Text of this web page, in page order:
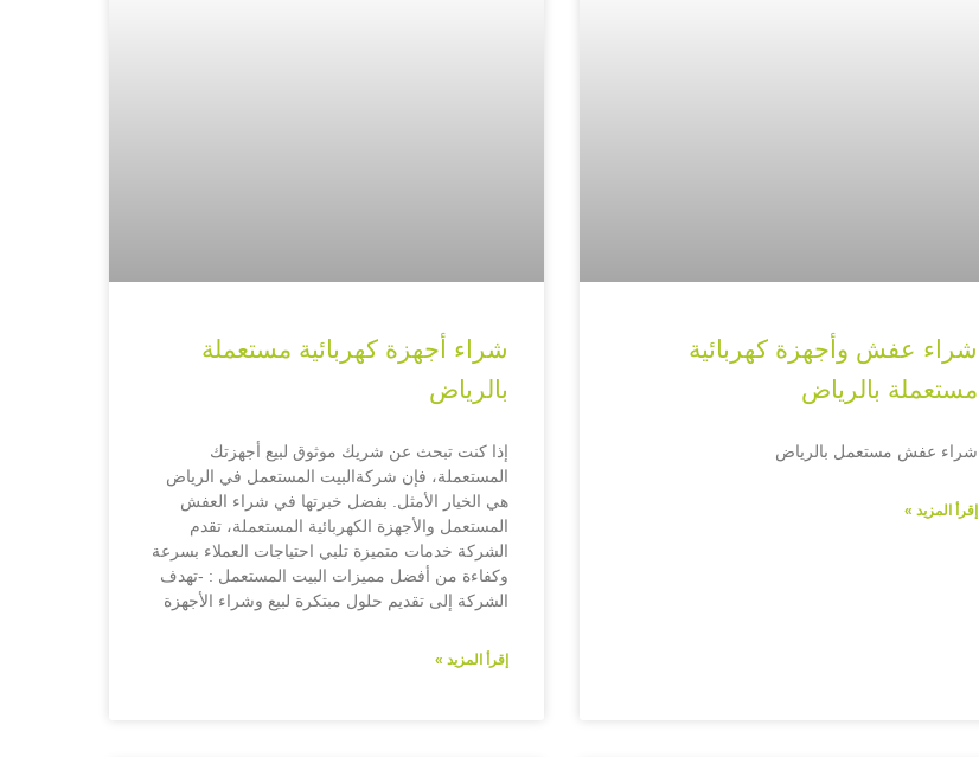
شراء عفش وأجهزة كهربائية
مستعملة بالرياض
شراء عفش مستعمل بالرياض
إقرأ المزيد »
شراء أجهزة كهربائية مستعملة
بالرياض
إذا كنت تبحث عن شريك موثوق لبيع أجهزتك
المستعملة، فإن شركةالبيت المستعمل في الرياض
هي الخيار الأمثل. بفضل خبرتها في شراء العفش
المستعمل والأجهزة الكهربائية المستعملة، تقدم
الشركة خدمات متميزة تلبي احتياجات العملاء بسرعة
وكفاءة من أفضل مميزات البيت المستعمل : -تهدف
الشركة إلى تقديم حلول مبتكرة لبيع وشراء الأجهزة
إقرأ المزيد »